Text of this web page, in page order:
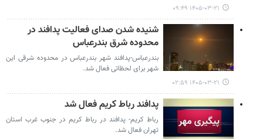
۱۴۰۵-۰۳-۲۱ ۰۹:۴۹
شنیده شدن صدای فعالیت پدافند در
محدوده شرق بندرعباس
بندرعباس-پدافند شهر بندرعباس در محدوده شرقی این
شهر برای لحظاتی فعال شد.
۱۴۰۵-۰۳-۲۱ ۰۲:۵۹
پدافند رباط کریم فعال شد
رباط کریم- پدافند در رباط کریم در جنوب غرب استان
تهران فعال شد.